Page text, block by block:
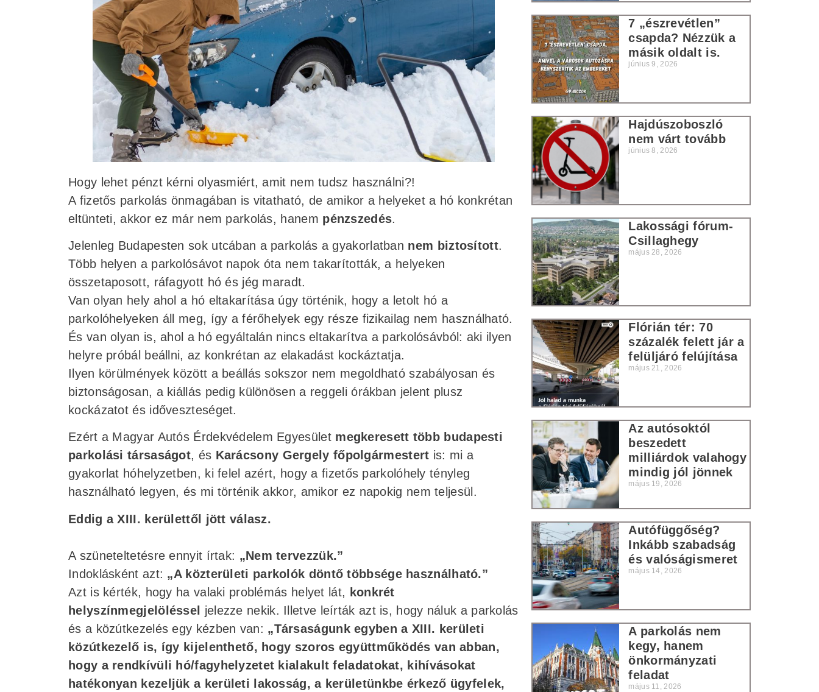
Hogy lehet pénzt kérni olyasmiért, amit nem tudsz használni?!
A fizetős parkolás önmagában is vitatható, de amikor a helyeket a hó konkrétan
eltünteti, akkor ez már nem parkolás, hanem pénzszedés.
Jelenleg Budapesten sok utcában a parkolás a gyakorlatban nem biztosított.
Több helyen a parkolósávot napok óta nem takarították, a helyeken
összetaposott, ráfagyott hó és jég maradt.
Van olyan hely ahol a hó eltakarítása úgy történik, hogy a letolt hó a
parkolóhelyeken áll meg, így a férőhelyek egy része fizikailag nem használható.
És van olyan is, ahol a hó egyáltalán nincs eltakarítva a parkolósávból: aki ilyen
helyre próbál beállni, az konkrétan az elakadást kockáztatja.
Ilyen körülmények között a beállás sokszor nem megoldható szabályosan és
biztonságosan, a kiállás pedig különösen a reggeli órákban jelent plusz
kockázatot és időveszteséget.
Ezért a Magyar Autós Érdekvédelem Egyesület megkeresett több budapesti
parkolási társaságot, és Karácsony Gergely főpolgármestert is: mi a
gyakorlat hóhelyzetben, ki felel azért, hogy a fizetős parkolóhely tényleg
használható legyen, és mi történik akkor, amikor ez napokig nem teljesül.
Eddig a XIII. kerülettől jött válasz.
A szüneteltetésre ennyit írtak: „Nem tervezzük.”
Indoklásként azt: „A közterületi parkolók döntő többsége használható.”
Azt is kérték, hogy ha valaki problémás helyet lát, konkrét
helyszínmegjelöléssel
jelezze nekik. Illetve leírták azt is, hogy náluk a parkolás
és a közútkezelés egy kézben van: „Társaságunk egyben a XIII. kerületi
közútkezelő is, így kijelenthető, hogy szoros együttműködés van abban,
hogy a rendkívüli hó/fagyhelyzetet kialakult feladatokat, kihívásokat
hatékonyan kezeljük a kerületi lakosság, a kerületünkbe érkező ügyfelek,
7 „észrevétlen”
csapda? Nézzük a
másik oldalt is.
június 9, 2026
Hajdúszoboszló
nem várt tovább
június 8, 2026
Lakossági fórum-
Csillaghegy
május 28, 2026
Flórián tér: 70
százalék felett jár a
felüljáró felújítása
május 21, 2026
Az autósoktól
beszedett
milliárdok valahogy
mindig jól jönnek
május 19, 2026
Autófüggőség?
Inkább szabadság
és valóságismeret
május 14, 2026
A parkolás nem
kegy, hanem
önkormányzati
feladat
május 11, 2026